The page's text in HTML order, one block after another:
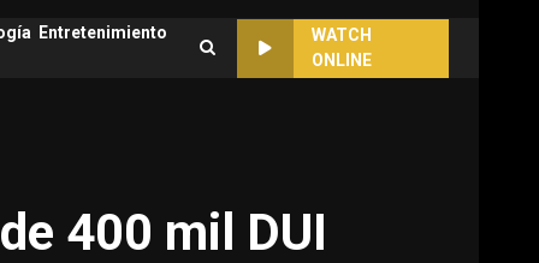
Entretenimiento
WATCH
ONLINE
400 mil DUI